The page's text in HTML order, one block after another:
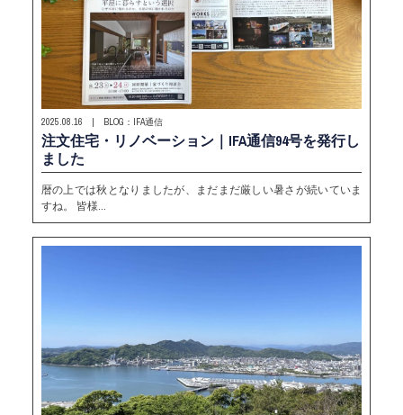
2025.08.16 | BLOG：IFA通信
注文住宅・リノベーション｜IFA通信94号を発行し
ました
暦の上では秋となりましたが、まだまだ厳しい暑さが続いていま
すね。 皆様…